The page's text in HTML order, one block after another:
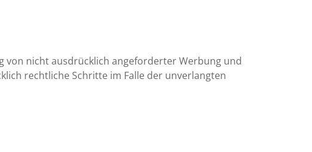
nicht ausdrücklich angeforderter Werbung und
rechtliche Schritte im Falle der unverlangten